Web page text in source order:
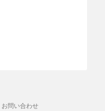
お問い合わせ